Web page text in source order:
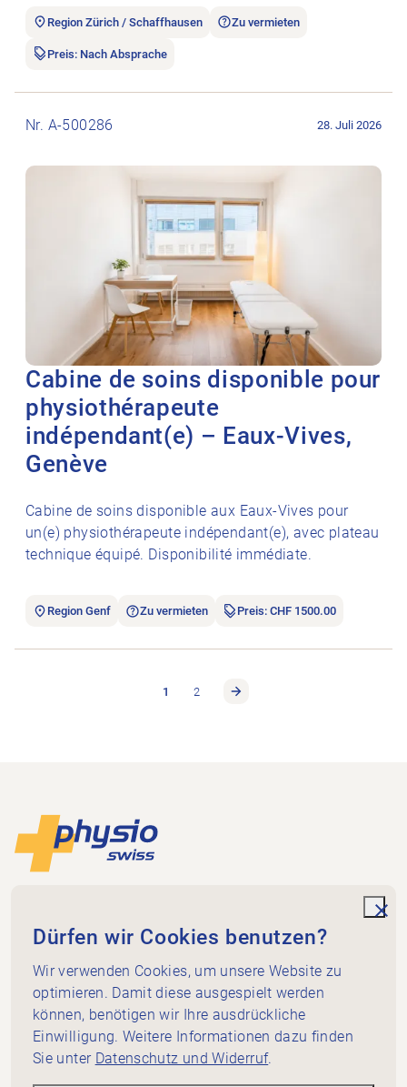
Region Zürich / Schaffhausen Zu vermieten
Preis: Nach Absprache
Nr. A-500286 28. Juli 2026
Cabine de soins disponible pour
physiothérapeute
indépendant(e) – Eaux-Vives,
Genève
Cabine de soins disponible aux Eaux-Vives pour
un(e) physiothérapeute indépendant(e), avec plateau
technique équipé. Disponibilité immédiate.
Region Genf Zu vermieten Preis: CHF 1500.00
1 2
Footer
Dammweg 3
3013 Bern
+41 58 255 36 00
info@physioswiss.ch
Social Media
Wichtiges
Wissen
Dürfen wir Cookies benutzen?
Wir verwenden Cookies, um unsere Website zu
optimieren. Damit diese ausgespielt werden
können, benötigen wir Ihre ausdrückliche
Einwilligung. Weitere Informationen dazu finden
Sie unter Datenschutz und Widerruf.